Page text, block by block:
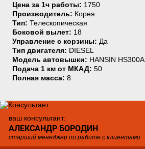
Цена за 1ч работы: 1750
Производитель: Корея
Тип: Телескопическая
Боковой вылет: 18
Управление с корзины: Да
Тип двигателя: DIESEL
Модель автовышки: HANSIN HS300A
Подача 1 км от МКАД: 50
Полная масса: 8
ваш консультант:
АЛЕКСАНДР БОРОДИН
старший менеджер по работе с клиентами